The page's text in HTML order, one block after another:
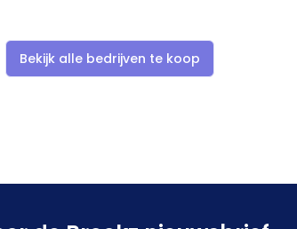
Bekijk alle bedrijven te koop